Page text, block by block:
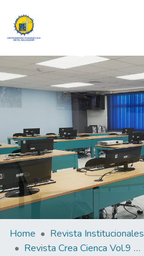
Communities & Collections
All of DSpace
Home Revista Institucionales
Revista Crea Cienca Vol.9 N°1